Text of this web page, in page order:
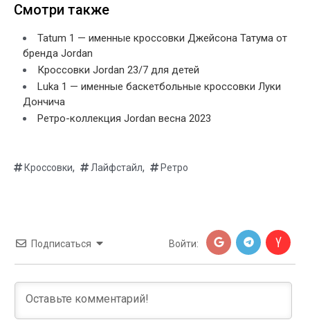
Смотри также
Tatum 1 — именные кроссовки Джейсона Татума от
бренда Jordan
Кроссовки Jordan 23/7 для детей
Luka 1 — именные баскетбольные кроссовки Луки
Дончича
Ретро-коллекция Jordan весна 2023
Кроссовки, Лайфстайл, Ретро
Подписаться Войти: